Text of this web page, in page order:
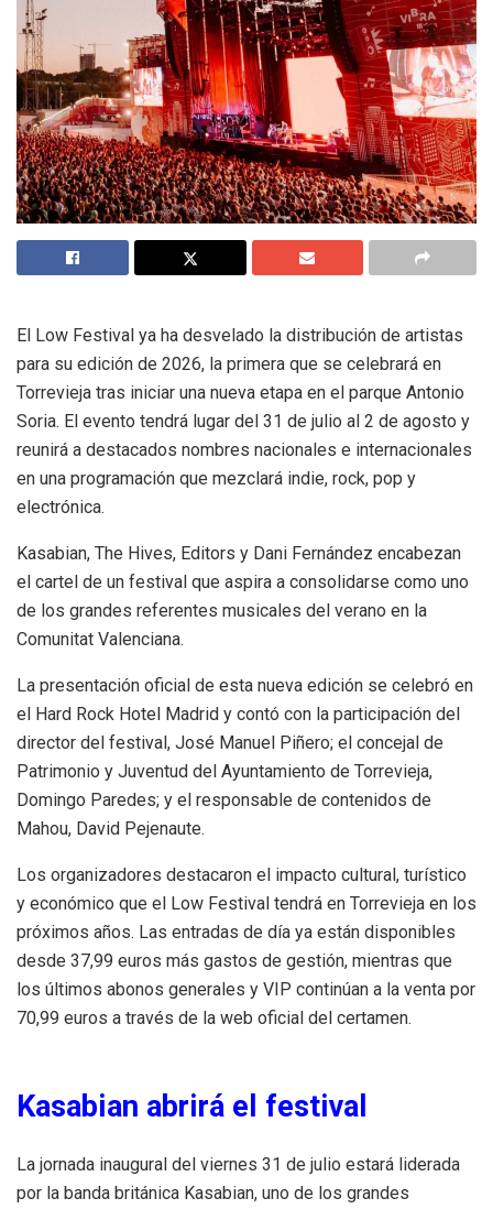
El Low Festival ya ha desvelado la distribución de artistas
para su edición de 2026, la primera que se celebrará en
Torrevieja tras iniciar una nueva etapa en el parque Antonio
Soria. El evento tendrá lugar del 31 de julio al 2 de agosto y
reunirá a destacados nombres nacionales e internacionales
en una programación que mezclará indie, rock, pop y
electrónica.
Kasabian, The Hives, Editors y Dani Fernández encabezan
el cartel de un festival que aspira a consolidarse como uno
de los grandes referentes musicales del verano en la
Comunitat Valenciana.
La presentación oficial de esta nueva edición se celebró en
el Hard Rock Hotel Madrid y contó con la participación del
director del festival, José Manuel Piñero; el concejal de
Patrimonio y Juventud del Ayuntamiento de Torrevieja,
Domingo Paredes; y el responsable de contenidos de
Mahou, David Pejenaute.
Los organizadores destacaron el impacto cultural, turístico
y económico que el Low Festival tendrá en Torrevieja en los
próximos años. Las entradas de día ya están disponibles
desde 37,99 euros más gastos de gestión, mientras que
los últimos abonos generales y VIP continúan a la venta por
70,99 euros a través de la web oficial del certamen.
Kasabian abrirá el festival
La jornada inaugural del viernes 31 de julio estará liderada
por la banda británica Kasabian, uno de los grandes